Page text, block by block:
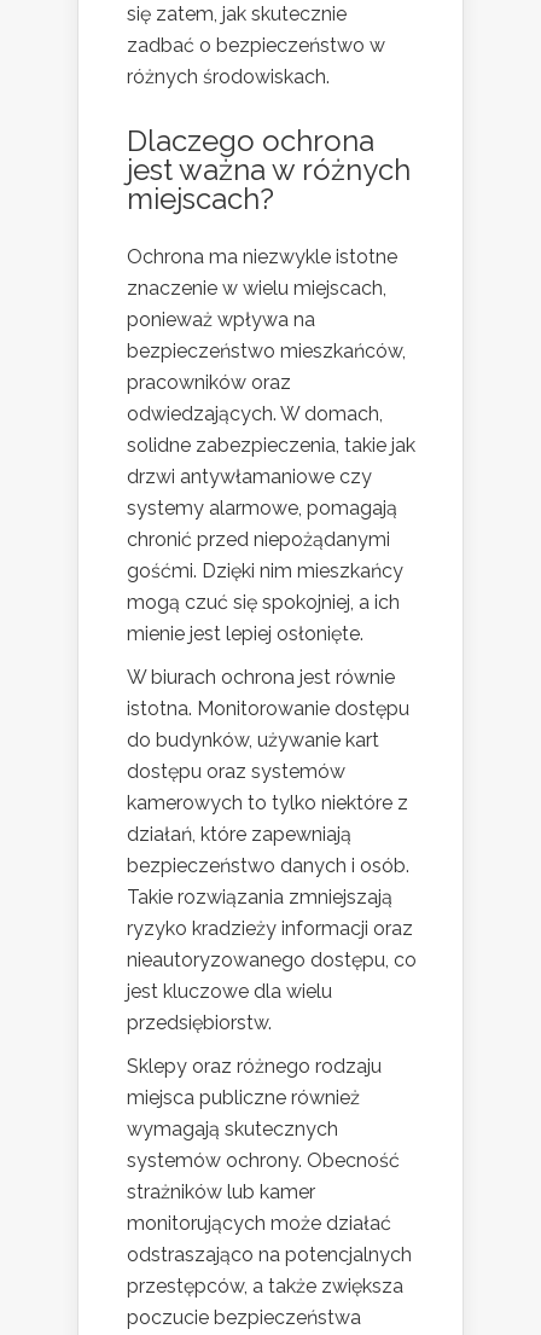
się zatem, jak skutecznie
zadbać o bezpieczeństwo w
różnych środowiskach.
Dlaczego ochrona
jest ważna w różnych
miejscach?
Ochrona ma niezwykle istotne
znaczenie w wielu miejscach,
ponieważ wpływa na
bezpieczeństwo mieszkańców,
pracowników oraz
odwiedzających. W domach,
solidne zabezpieczenia, takie jak
drzwi antywłamaniowe czy
systemy alarmowe, pomagają
chronić przed niepożądanymi
gośćmi. Dzięki nim mieszkańcy
mogą czuć się spokojniej, a ich
mienie jest lepiej osłonięte.
W biurach ochrona jest równie
istotna. Monitorowanie dostępu
do budynków, używanie kart
dostępu oraz systemów
kamerowych to tylko niektóre z
działań, które zapewniają
bezpieczeństwo danych i osób.
Takie rozwiązania zmniejszają
ryzyko kradzieży informacji oraz
nieautoryzowanego dostępu, co
jest kluczowe dla wielu
przedsiębiorstw.
Sklepy oraz różnego rodzaju
miejsca publiczne również
wymagają skutecznych
systemów ochrony. Obecność
strażników lub kamer
monitorujących może działać
odstraszająco na potencjalnych
przestępców, a także zwiększa
poczucie bezpieczeństwa